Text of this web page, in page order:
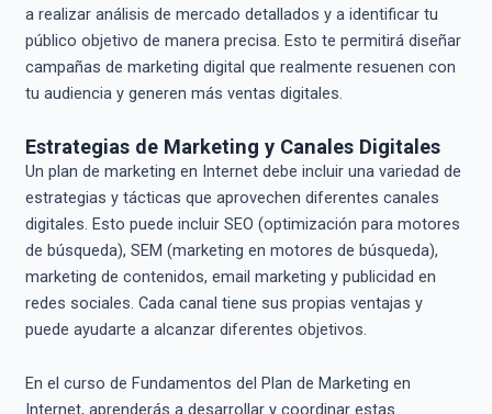
a realizar análisis de mercado detallados y a identificar tu
público objetivo de manera precisa. Esto te permitirá diseñar
campañas de marketing digital que realmente resuenen con
tu audiencia y generen más ventas digitales.
Estrategias de Marketing y Canales Digitales
Un plan de marketing en Internet debe incluir una variedad de
estrategias y tácticas que aprovechen diferentes canales
digitales. Esto puede incluir SEO (optimización para motores
de búsqueda), SEM (marketing en motores de búsqueda),
marketing de contenidos, email marketing y publicidad en
redes sociales. Cada canal tiene sus propias ventajas y
puede ayudarte a alcanzar diferentes objetivos.
En el curso de Fundamentos del Plan de Marketing en
Internet, aprenderás a desarrollar y coordinar estas